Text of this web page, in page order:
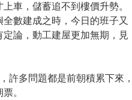
車，儲蓄追不到樓價升勢。
數建成之時，今日的班子又
論，動工建屋更加無期，見
許多問題都是前朝積累下來，
。